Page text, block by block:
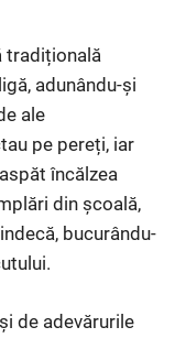
tradițională
adunându-și
ale
pe pereți, iar
încălzea
din școală,
bucurându-
de adevărurile